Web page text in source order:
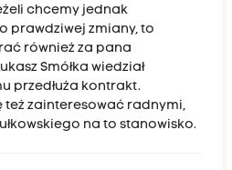
chcemy jednak
prawdziwej zmiany, to
również za pana
Smółka wiedział
przedłuża kontrakt.
też zainteresować radnymi,
na to stanowisko.